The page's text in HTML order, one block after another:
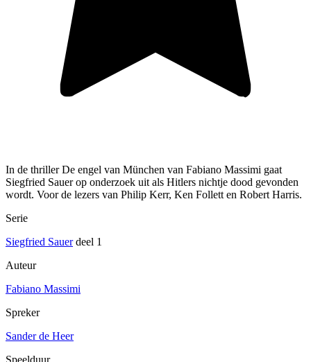
In de thriller De engel van München van Fabiano Massimi gaat
Siegfried Sauer op onderzoek uit als Hitlers nichtje dood gevonden
wordt. Voor de lezers van Philip Kerr, Ken Follett en Robert Harris.
Serie
Siegfried Sauerdeel 1
Auteur
Fabiano Massimi
Spreker
Sander de Heer
Speelduur